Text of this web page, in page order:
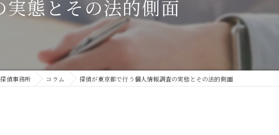
態とその法的側面
偵事務所 コラム 探偵が東京都で行う個人情報調査の実態とその法的側面